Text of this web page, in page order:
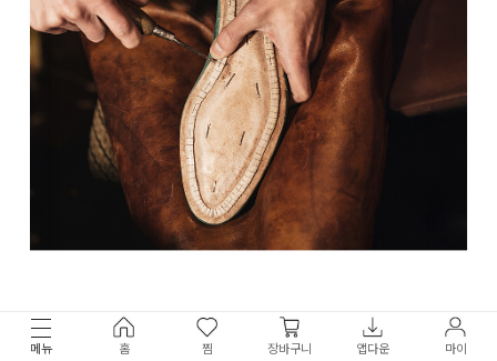
메뉴 홈 찜 장바구니 앱다운 마이